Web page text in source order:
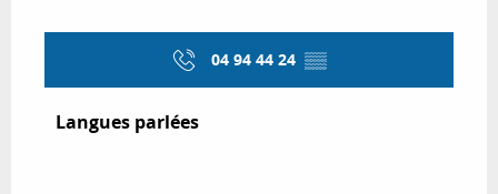
04 94 44 24 ▒▒
Langues parlées
Langues parlées